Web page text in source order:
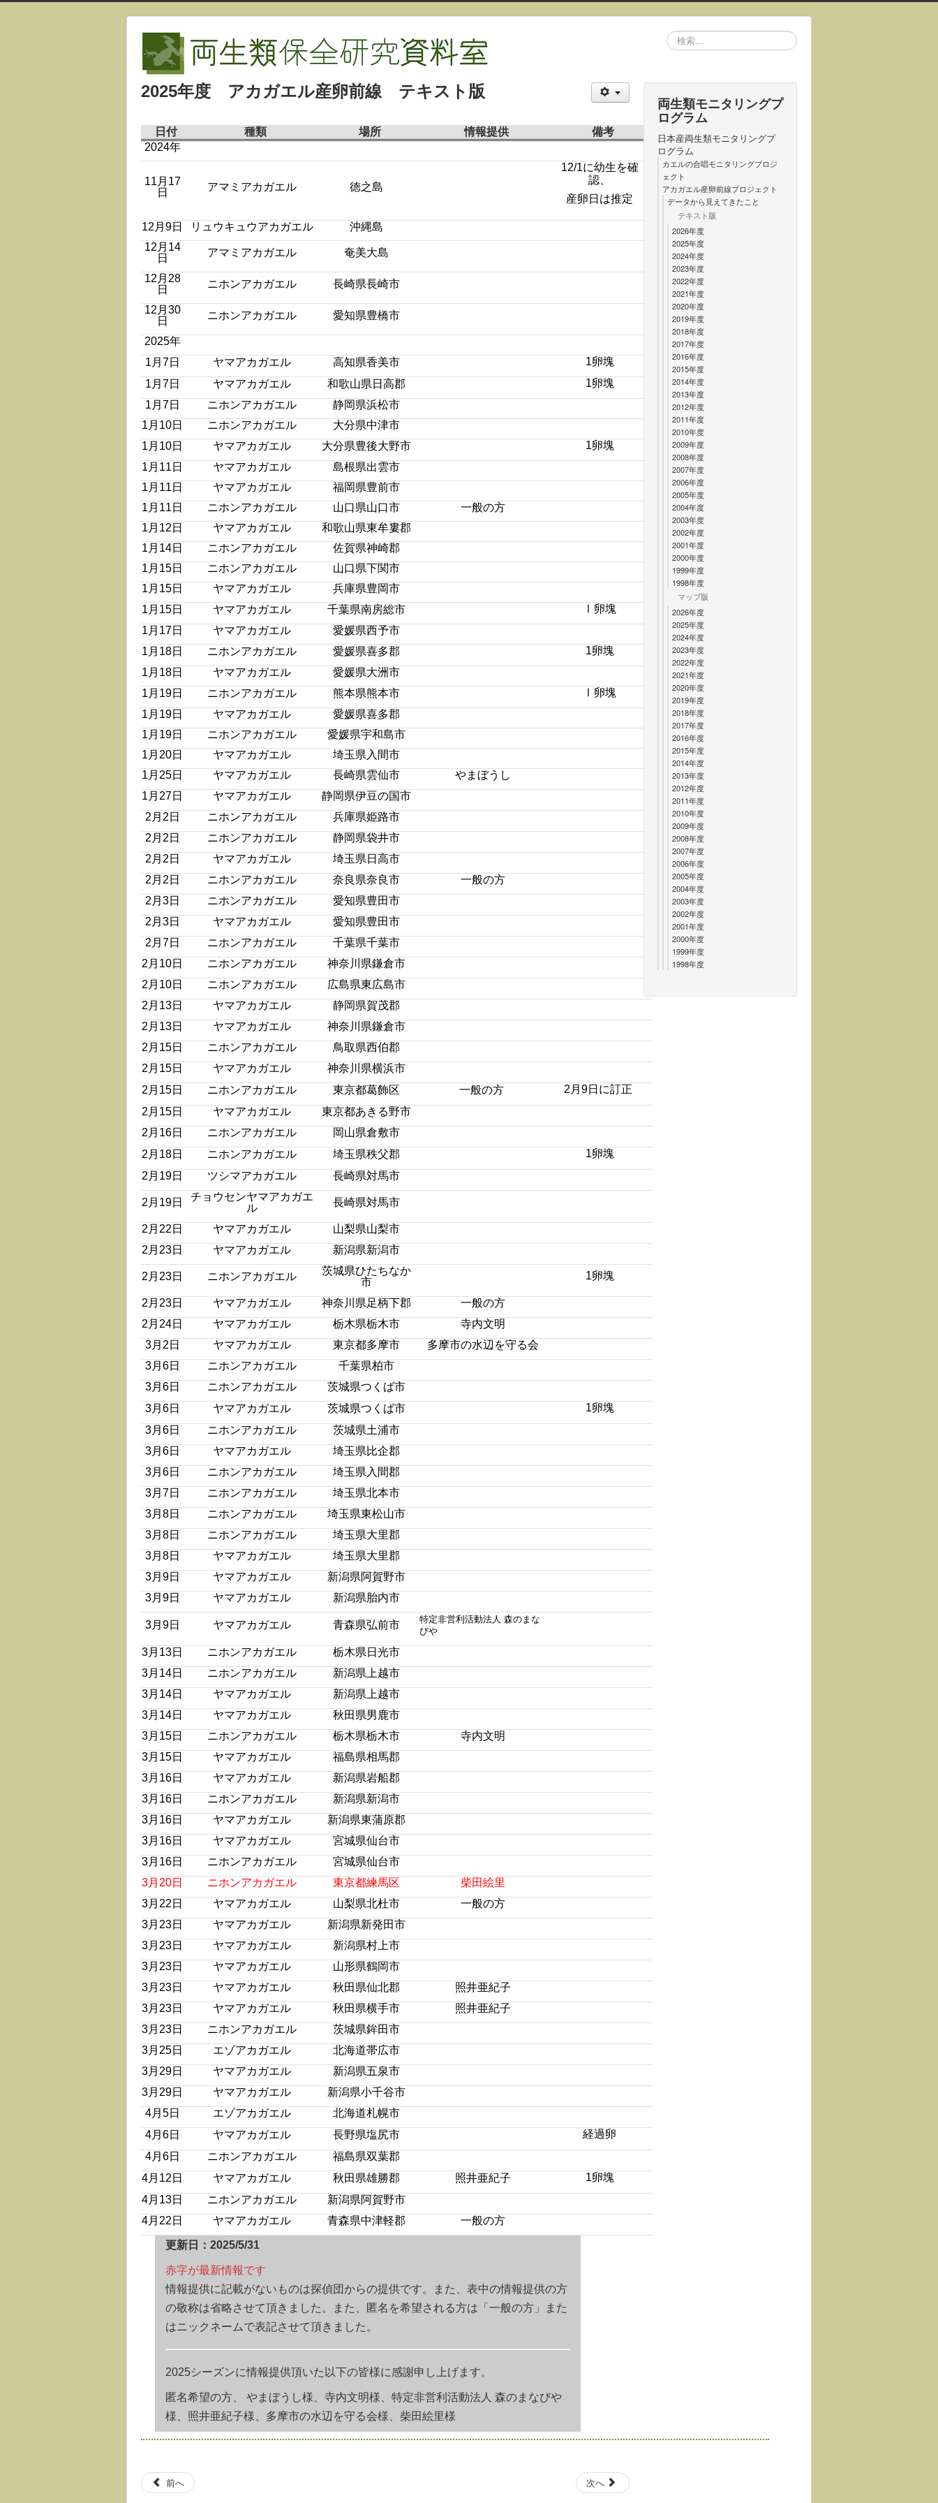
検
索...
2025年度 アカガエル産卵前線 テキスト版
日付 種類 場所 情報提供
備考
2024年
11月17
日
アマミアカガエル 徳之島
12/1に幼生を確
認、
産卵日は推定
12月9日 リュウキュウアカガエル
沖縄島
12月14
日
アマミアカガエル 奄美大島
12月28
日
ニホンアカガエル 長崎県長崎市
12月30
日
ニホンアカガエル 愛知県豊橋市
2025年
1月7日
ヤマアカガエル 高知県香美市
1卵塊
1月7日
ヤマアカガエル 和歌山県日高郡
1卵塊
1月7日
ニホンアカガエル
静岡県浜松市
1月10日
ニホンアカガエル
大分県中津市
1月10日
ヤマアカガエル 大分県豊後大野市
1卵塊
1月11日
ヤマアカガエル
島根県出雲市
1月11日
ヤマアカガエル
福岡県豊前市
1月11日
ニホンアカガエル 山口県山口市
一般の方
1月12日
ヤマアカガエル
和歌山県東牟婁郡
1月14日
ニホンアカガエル
佐賀県神崎郡
1月15日
ニホンアカガエル
山口県下関市
1月15日
ヤマアカガエル
兵庫県豊岡市
1月15日
ヤマアカガエル 千葉県南房総市
Ⅰ卵塊
1月17日
ヤマアカガエル
愛媛県西予市
1月18日
ニホンアカガエル 愛媛県喜多郡
1卵塊
1月18日
ヤマアカガエル
愛媛県大洲市
1月19日
ニホンアカガエル 熊本県熊本市
Ⅰ卵塊
1月19日
ヤマアカガエル
愛媛県喜多郡
1月19日
ニホンアカガエル
愛媛県宇和島市
1月20日
ヤマアカガエル
埼玉県入間市
1月25日
ヤマアカガエル 長崎県雲仙市
やまぼうし
1月27日
ヤマアカガエル
静岡県伊豆の国市
2月2日
ニホンアカガエル
兵庫県姫路市
2月2日
ニホンアカガエル
静岡県袋井市
2月2日
ヤマアカガエル
埼玉県日高市
2月2日
ニホンアカガエル 奈良県奈良市
一般の方
2月3日
ニホンアカガエル
愛知県豊田市
2月3日
ヤマアカガエル
愛知県豊田市
2月7日
ニホンアカガエル
千葉県千葉市
2月10日
ニホンアカガエル
神奈川県鎌倉市
2月10日
ニホンアカガエル
広島県東広島市
2月13日
ヤマアカガエル
静岡県賀茂郡
2月13日
ヤマアカガエル
神奈川県鎌倉市
2月15日
ニホンアカガエル
鳥取県西伯郡
2月15日
ヤマアカガエル
神奈川県横浜市
2月15日
ニホンアカガエル 東京都葛飾区 一般の方
2月9日に訂正
2月15日
ヤマアカガエル
東京都あきる野市
2月16日
ニホンアカガエル
岡山県倉敷市
2月18日
ニホンアカガエル 埼玉県秩父郡
1卵塊
2月19日
ツシマアカガエル 長崎県対馬市
2月19日
チョウセンヤマアカガエ
ル
長崎県対馬市
2月22日 ヤマアカガエル
山梨県山梨市
2月23日
ヤマアカガエル 新潟県新潟市
2月23日 ニホンアカガエル
茨城県ひたちなか
市
1卵塊
2月23日 ヤマアカガエル 神奈川県足柄下郡
一般の方
2月24日
ヤマアカガエル 栃木県栃木市
寺内文明
3月2日
ヤマアカガエル 東京都多摩市
多摩市の水辺を守る会
3月6日
ニホンアカガエル
千葉県柏市
3月6日
ニホンアカガエル
茨城県つくば市
3月6日
ヤマアカガエル 茨城県つくば市
1卵塊
3月6日
ニホンアカガエル
茨城県土浦市
3月6日
ヤマアカガエル
埼玉県比企郡
3月6日
ニホンアカガエル
埼玉県入間郡
3月7日
ニホンアカガエル
埼玉県北本市
3月8日
ニホンアカガエル
埼玉県東松山市
3月8日
ニホンアカガエル
埼玉県大里郡
3月8日
ヤマアカガエル
埼玉県大里郡
3月9日
ヤマアカガエル
新潟県阿賀野市
3月9日
ヤマアカガエル 新潟県胎内市
3月9日 ヤマアカガエル 青森県弘前市 特定非営利活動法人 森のまな
びや
3月13日 ニホンアカガエル
栃木県日光市
3月14日
ニホンアカガエル
新潟県上越市
3月14日
ヤマアカガエル
新潟県上越市
3月14日
ヤマアカガエル
秋田県男鹿市
3月15日
ニホンアカガエル 栃木県栃木市
寺内文明
3月15日
ヤマアカガエル
福島県相馬郡
3月16日
ヤマアカガエル
新潟県岩船郡
3月16日
ニホンアカガエル
新潟県新潟市
3月16日
ヤマアカガエル
新潟県東蒲原郡
3月16日
ヤマアカガエル
宮城県仙台市
3月16日
ニホンアカガエル
宮城県仙台市
3月20日
ニホンアカガエル 東京都練馬区
柴田絵里
3月22日
ヤマアカガエル 山梨県北杜市
一般の方
3月23日
ヤマアカガエル
新潟県新発田市
3月23日
ヤマアカガエル
新潟県村上市
3月23日
ヤマアカガエル
山形県鶴岡市
3月23日
ヤマアカガエル 秋田県仙北郡
照井亜紀子
3月23日
ヤマアカガエル 秋田県横手市
照井亜紀子
3月23日
ニホンアカガエル
茨城県鉾田市
3月25日
エゾアカガエル
北海道帯広市
3月29日
ヤマアカガエル
新潟県五泉市
3月29日
ヤマアカガエル
新潟県小千谷市
4月5日
エゾアカガエル
北海道札幌市
4月6日
ヤマアカガエル 長野県塩尻市
経過卵
4月6日
ニホンアカガエル
福島県双葉郡
4月12日
ヤマアカガエル 秋田県雄勝郡 照井亜紀子
1卵塊
4月13日
ニホンアカガエル
新潟県阿賀野市
4月22日
ヤマアカガエル 青森県中津軽郡 一般の方
更新日：2025/5/31
赤字が最新情報です
情報提供に記載がないものは探偵団からの提供です。また、表中の情報提供の方
の敬称は省略させて頂きました。また、匿名を希望される方は「一般の方」また
はニックネームで表記させて頂きました。
2025シーズンに情報提供頂いた以下の皆様に感謝申し上げます。
匿名希望の方、 やまぼうし様、寺内文明様、特定非営利活動法人 森のまなびや
様、照井亜紀子様、多摩市の水辺を守る会様、柴田絵里様
前へ 次へ
両生類モニタリングプ
ログラム
日本産両生類モニタリングプ
ログラム
カエルの合唱モニタリングプロジ
ェクト
アカガエル産卵前線プロジェクト
データから見えてきたこと
テキスト版
2026年度
2025年度
2024年度
2023年度
2022年度
2021年度
2020年度
2019年度
2018年度
2017年度
2016年度
2015年度
2014年度
2013年度
2012年度
2011年度
2010年度
2009年度
2008年度
2007年度
2006年度
2005年度
2004年度
2003年度
2002年度
2001年度
2000年度
1999年度
1998年度
マップ版
2026年度
2025年度
2024年度
2023年度
2022年度
2021年度
2020年度
2019年度
2018年度
2017年度
2016年度
2015年度
2014年度
2013年度
2012年度
2011年度
2010年度
2009年度
2008年度
2007年度
2006年度
2005年度
2004年度
2003年度
2002年度
2001年度
2000年度
1999年度
1998年度